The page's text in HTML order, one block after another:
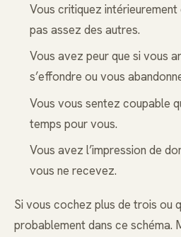
Vous critiquez intérieurement
pas assez des autres.
Vous avez peur que si vous
s’effondre ou vous
Vous vous sentez coupable
temps pour vous.
Vous avez l’impression de
vous ne recevez.
Si vous cochez plus de trois ou
probablement dans ce schéma.